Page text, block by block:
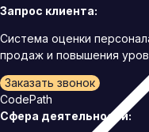
Запрос клиента:
Система оценки
продаж и повышения
Заказать звонок
CodePath
Сфера деятельности: